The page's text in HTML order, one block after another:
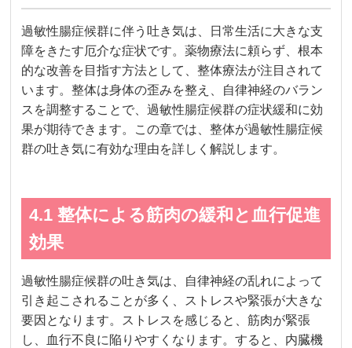
過敏性腸症候群に伴う吐き気は、日常生活に大きな支
障をきたす厄介な症状です。薬物療法に頼らず、根本
的な改善を目指す方法として、整体療法が注目されて
います。整体は身体の歪みを整え、自律神経のバラン
スを調整することで、過敏性腸症候群の症状緩和に効
果が期待できます。この章では、整体が過敏性腸症候
群の吐き気に有効な理由を詳しく解説します。
4.1 整体による筋肉の緩和と血行促進
効果
過敏性腸症候群の吐き気は、自律神経の乱れによって
引き起こされることが多く、ストレスや緊張が大きな
要因となります。ストレスを感じると、筋肉が緊張
し、血行不良に陥りやすくなります。すると、内臓機